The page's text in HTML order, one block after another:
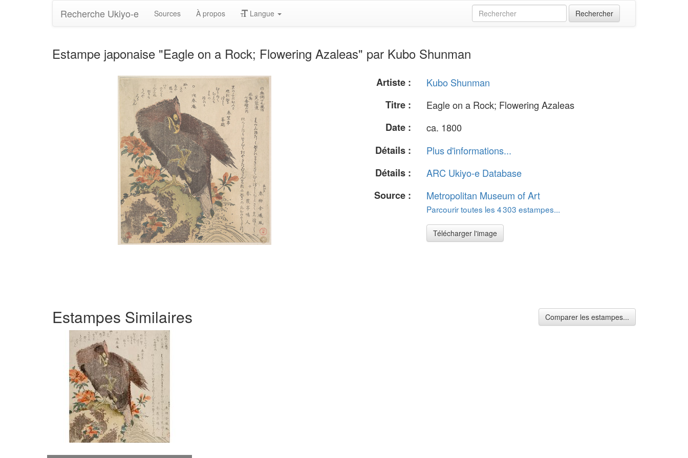
Recherche Ukiyo-e Sources À propos Langue
Estampe japonaise "Eagle on a Rock; Flowering Azaleas" par Kubo Shunman
Artiste :
Kubo Shunman
Titre :
Eagle on a Rock; Flowering Azaleas
Date :
ca. 1800
Détails :
Plus d'informations...
Détails :
ARC Ukiyo-e Database
Source :
Metropolitan Museum of Art
Parcourir toutes les 4 303 estampes...
Télécharger l'image
Estampes Similaires Comparer les estampes...